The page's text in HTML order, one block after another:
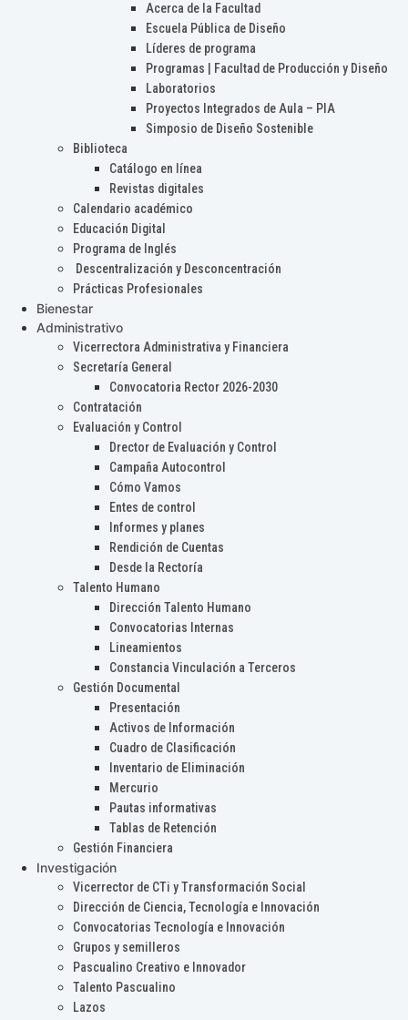
Acerca de la Facultad
Escuela Pública de Diseño
Líderes de programa
Programas | Facultad de Producción y Diseño
Laboratorios
Proyectos Integrados de Aula – PIA
Simposio de Diseño Sostenible
Biblioteca
Catálogo en línea
Revistas digitales
Calendario académico
Educación Digital
Programa de Inglés
Descentralización y Desconcentración
Prácticas Profesionales
Bienestar
Administrativo
Vicerrectora Administrativa y Financiera
Secretaría General
Convocatoria Rector 2026-2030
Contratación
Evaluación y Control
Drector de Evaluación y Control
Campaña Autocontrol
Cómo Vamos
Entes de control
Informes y planes
Rendición de Cuentas
Desde la Rectoría
Talento Humano
Dirección Talento Humano
Convocatorias Internas
Lineamientos
Constancia Vinculación a Terceros
Gestión Documental
Presentación
Activos de Información
Cuadro de Clasificación
Inventario de Eliminación
Mercurio
Pautas informativas
Tablas de Retención
Gestión Financiera
Investigación
Vicerrector de CTi y Transformación Social
Dirección de Ciencia, Tecnología e Innovación
Convocatorias Tecnología e Innovación
Grupos y semilleros
Pascualino Creativo e Innovador
Talento Pascualino
Lazos